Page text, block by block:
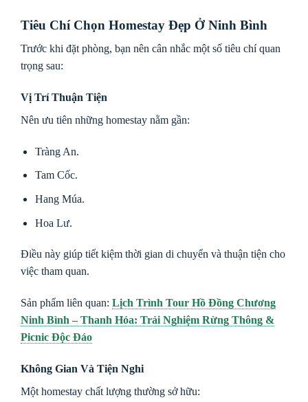
Tiêu Chí Chọn Homestay Đẹp Ở Ninh Bình
Trước khi đặt phòng, bạn nên cân nhắc một số tiêu chí quan
trọng sau:
Vị Trí Thuận Tiện
Nên ưu tiên những homestay nằm gần:
Tràng An.
Tam Cốc.
Hang Múa.
Hoa Lư.
Điều này giúp tiết kiệm thời gian di chuyển và thuận tiện cho
việc tham quan.
Sản phẩm liên quan: Lịch Trình Tour Hồ Đồng Chương
Ninh Bình – Thanh Hóa: Trải Nghiệm Rừng Thông &
Picnic Độc Đáo
Không Gian Và Tiện Nghi
Một homestay chất lượng thường sở hữu: